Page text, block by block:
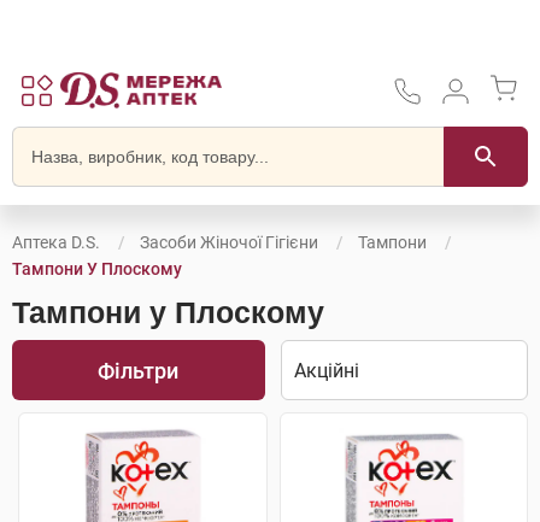
Аптека D.S. Засоби Жіночої Гігієни
Тампони
Тампони У Плоскому
Тампони у Плоскому
Фільтри